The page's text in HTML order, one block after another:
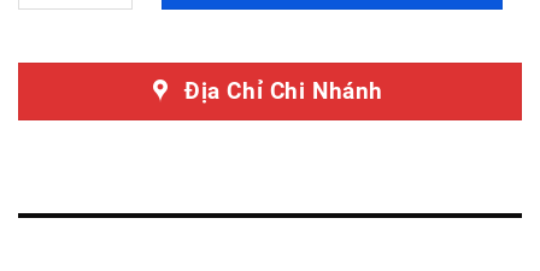
Địa Chỉ Chi Nhánh